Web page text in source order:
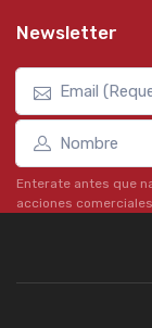
Newsletter
Enterate antes que
acciones